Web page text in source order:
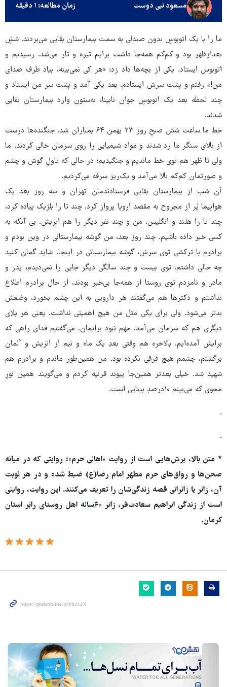
مسعود نبی دوست زمان مطالعه: ۱ دقیقه
ما را با یک اتوبوسِ بدون صندلی به سمت بیمارستان بقایی می‌بردند. ششِ
بعدازظهر بود و کم‌کم همه‌جا داشت برایم تیره و تار می‌شد. رسیدیم و
اتوبوس ایستاد. یکی از بچه‌ها داد زد: «هر کی نمی‌بینه، بیاد طرف صدای
من!» رفتم و پشت سرش ایستادم. بعد یکی آمد و پشت سر من ایستاد و
چند لحظه بعد یک اتوبوسِ جوان نابینا، به‌ستون وارد بیمارستان بقایی
شدند.
خط ما ساعت شش صبحِ روز ۲۳ بهمن ۶۴ بمباران شد. جنگنده‌ها درست
از بالای سنگر ما رد شدند و مواد شیمیایی را روی سرمان خالی کردند. ما
ولی تا ظهر هم توی خط ماندیم و جنگیدیم؛ در حالی که تاولِ گوش و چشم
و صورتمان کم‌کم بالا می‌آمد و یک‌ریز سرفه‌ می‌کردیم.
آن شب از بیمارستان بقایی فرستادندمان تهران و سه روز بعد یک
هواپیما پُر از مجروح به مقصد اروپا پرواز کرد. چند تا را بلژیک پیاده کرد،
چند تا را هلند و انگلیس. من و چند نفر دیگر را هم اتریش. بی آنکه به
کسی خبر داده باشیم. چند روز بعد، من گوشه بیمارستانی در وین بودم و
برادرم با ترکشی توی سرش، گوشه بیمارستانی در اینجا. شاید گمان کنید
چه حالی داشتم. توی بیست و چند سالگی دیگر جایی را نمی‌دیدم، پدر و
مادر و نامزدم توی روستا از همه‌جا بی‌خبر بودند، از حال برادرم اطلاع
نداشتم و دکترها هم می‌گفتند هر دارویی به این چشم بخورد، وضعش
بدتر می‌شود. ولی برای یکی مثل من هیچ اهمیتی نداشت. یعنی هر بلای
دیگری هم که سرمان می‌آمد، مهم نبود برایمان. می‌گفتیم فدای راهی که
برایش آمده‌ایم. بالاخره هم وقتی بعدِ یک ماه و نیم از اتریش و آلمان
برگشتم، چشمم هیچ فرقی نکرده بود. من همین‌طور ماندم و برادرم هم
شهید شد. خیلی بعدتر همین‌جا پیوند قرنیه کردم و می‌گویند همین نورِ
محوی که می‌بینم ۱۰درصدِ بینایی است.
.
.
* متن بالا، برش‌هایی است از روایت «اهالی حرم»؛ روایتی که در میانه
صحن‌ها و رواق‌های حرم مطهر امام رضا(ع) ضبط شده و در هر نوبت
آن، زائر یا زائرانی قصه زندگی‌شان را تعریف می‌کنند. این روایت، روایتی
است از زندگی ابراهیم سعادت‌فر، زائر ۶۰ساله اهل روستای رابُر استان
کرمان.